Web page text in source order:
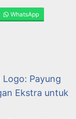
WhatsApp
Payung
Ekstra untuk